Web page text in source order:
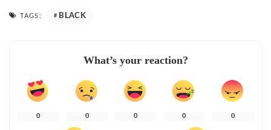
TAGS: BLACK
What’s your reaction?
0 0 0 0 0